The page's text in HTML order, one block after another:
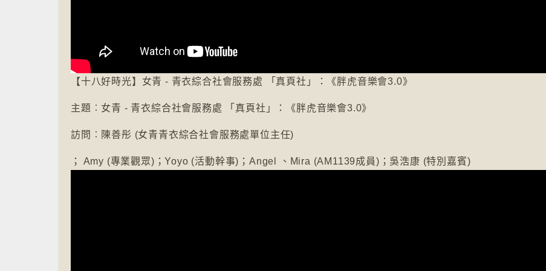
【十八好時光】女青 - 青衣綜合社會服務處 「真頁社」：《胖虎音樂會3.0》
主題︰女青 - 青衣綜合社會服務處 「真頁社」：《胖虎音樂會3.0》
訪問︰陳善彤 (女青青衣綜合社會服務處單位主任)
； Amy (專業觀眾)；Yoyo (活動幹事)；Angel 、Mira (AM1139成員)；吳浩康 (特別嘉賓)